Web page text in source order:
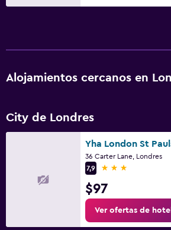
Alojamientos cercanos en
City de Londres
36 Carter Lane, Londres
7,9
3 estrellas
$97
Ver ofertas de